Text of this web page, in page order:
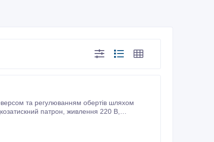
та регулюванням обертів шляхом
живлення 220 В,